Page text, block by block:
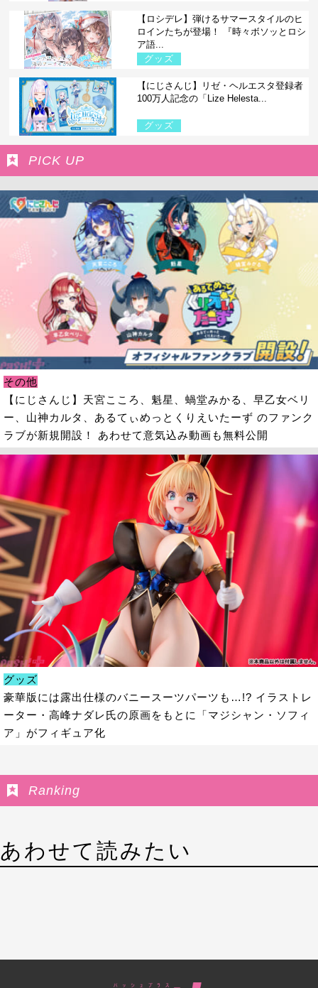
【ロシデレ】弾けるサマースタイルのヒ
ロインたちが登場！ 『時々ボソッとロシ
ア語...
グッズ
【にじさんじ】リゼ・ヘルエスタ登録者
100万人記念の「Lize Helesta...
グッズ
PICK UP
その他
【にじさんじ】天宮こころ、魁星、蝸堂みかる、早乙女ベリ
ー、山神カルタ、あるてぃめっとくりえいたーず のファンク
ラブが新規開設！ あわせて意気込み動画も無料公開
グッズ
豪華版には露出仕様のバニースーツパーツも…!? イラストレ
ーター・高峰ナダレ氏の原画をもとに「マジシャン・ソフィ
ア」がフィギュア化
Ranking
あわせて読みたい